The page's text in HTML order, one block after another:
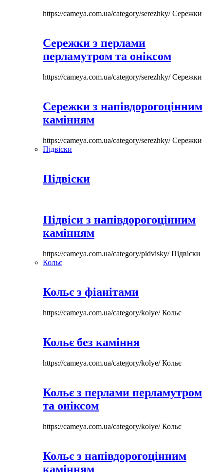
https://cameya.com.ua/category/serezhky/Сережки
Сережки з перлами
перламутром та оніксом
https://cameya.com.ua/category/serezhky/Сережки
Сережки з напівдорогоцінним
камінням
https://cameya.com.ua/category/serezhky/Сережки
Підвіски
Підвіски
Підвіси з напівдорогоцінним
камінням
https://cameya.com.ua/category/pidvisky/Підвіски
Кольє
Кольє з фіанітами
https://cameya.com.ua/category/kolye/Кольє
Кольє без каміння
https://cameya.com.ua/category/kolye/Кольє
Кольє з перлами перламутром
та оніксом
https://cameya.com.ua/category/kolye/Кольє
Кольє з напівдорогоцінним
камінням